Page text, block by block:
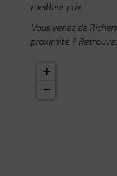
meilleur prix.
Vous venez de
proximité ?
+
−